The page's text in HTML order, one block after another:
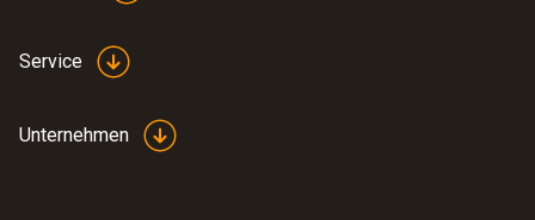
Service
Unternehmen